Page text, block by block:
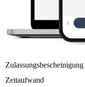
Zulassungsbescheinigung
Zeitaufwand